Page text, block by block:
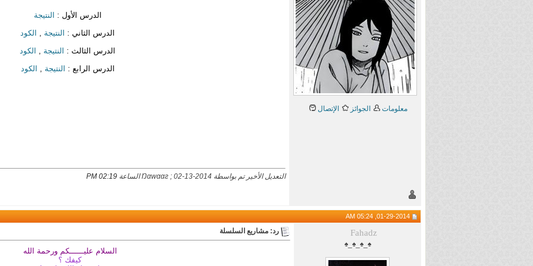
معلومات الجوائز الإتصال
الدرس الأول :
النتيجة
الدرس الثاني :
النتيجة ,
الكود
الدرس الثالث :
النتيجة ,
الكود
الدرس الرابع :
النتيجة , الكود
التعديل الأخير تم بواسطة Ŋαwααг ; 02-13-2014 الساعة 02:19 PM
Fahadz
♠_♠_♠_♠
رد: مشاريع السلسلة
السلام عليــــــكم ورحمة الله
كيفك ؟